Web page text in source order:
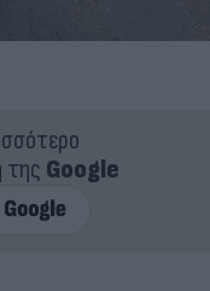
της Google